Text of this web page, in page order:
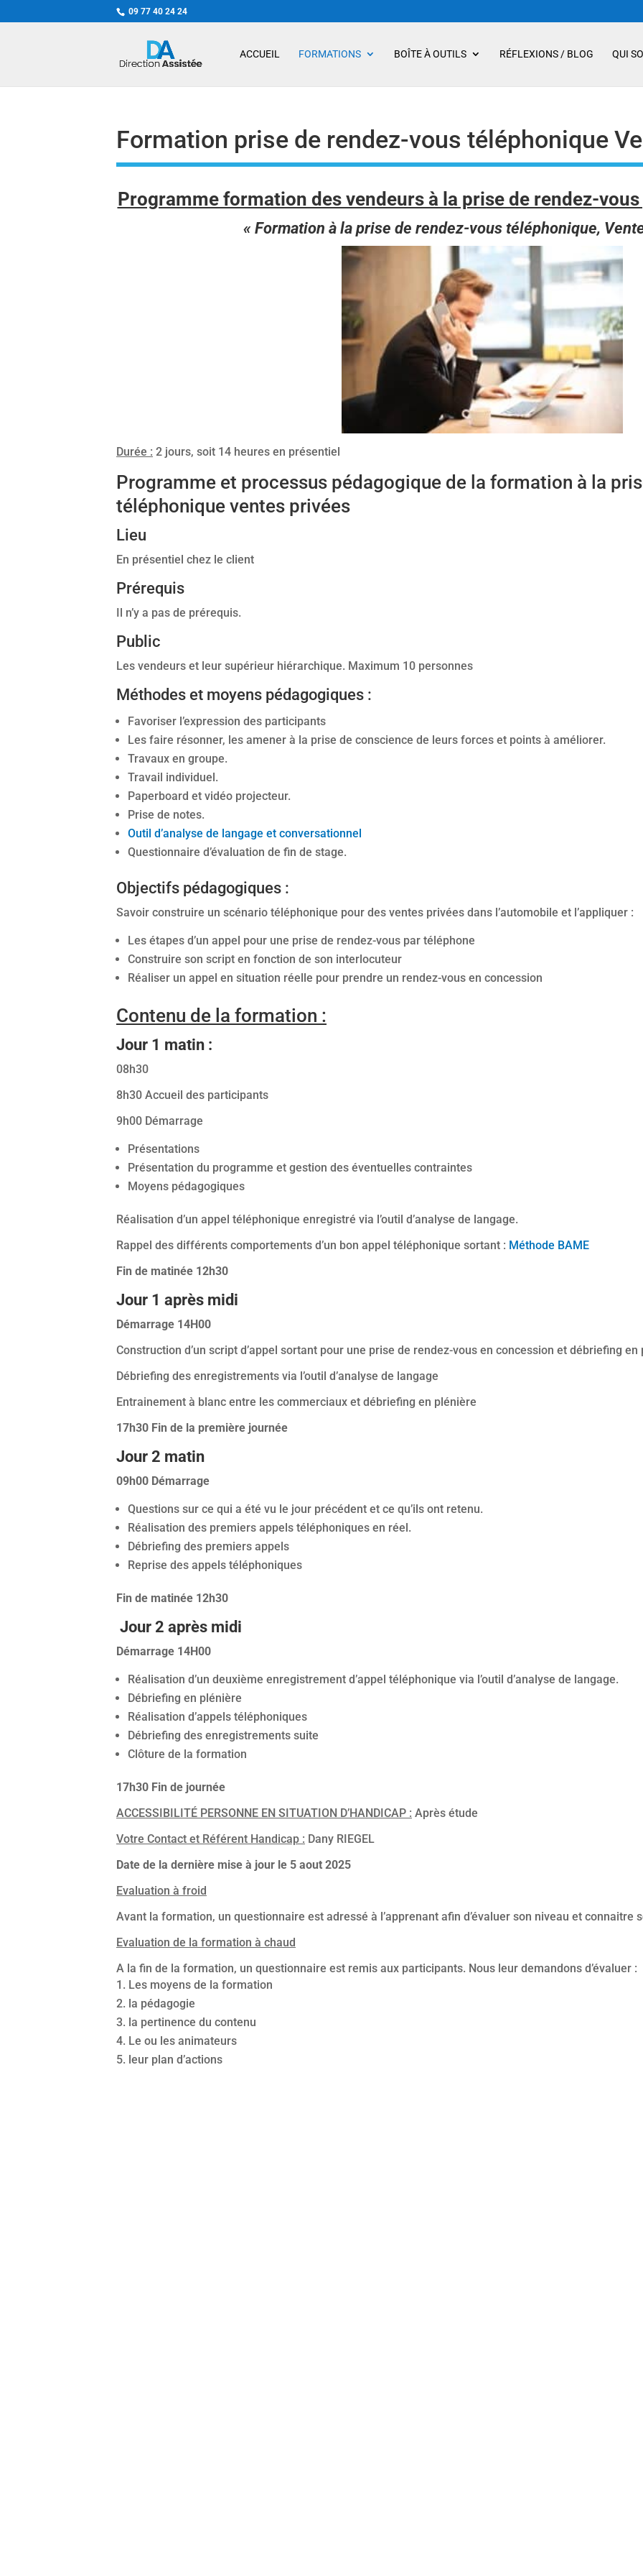
09 77 40 24 24
ACCUEIL FORMATIONS BOÎTE À OUTILS RÉFLEXIONS / BLOG QUI
Formation prise de rendez-vous téléphonique
Programme formation des vendeurs à la prise de rendez-
« Formation à la prise de rendez-vous téléphonique,
Durée : 2 jours, soit 14 heures en présentiel
Programme et processus pédagogique de la formation à la
téléphonique ventes privées
Lieu
En présentiel chez le client
Prérequis
Il n’y a pas de prérequis.
Public
Les vendeurs et leur supérieur hiérarchique. Maximum 10 personnes
Méthodes et moyens pédagogiques :
Favoriser l’expression des participants
Les faire résonner, les amener à la prise de conscience de leurs forces et points à améliorer.
Travaux en groupe.
Travail individuel.
Paperboard et vidéo projecteur.
Prise de notes.
Outil d’analyse de langage et conversationnel
Questionnaire d’évaluation de fin de stage.
Objectifs pédagogiques :
Savoir construire un scénario téléphonique pour des ventes privées dans l’automobile et l’appliquer :
Les étapes d’un appel pour une prise de rendez-vous par téléphone
Construire son script en fonction de son interlocuteur
Réaliser un appel en situation réelle pour prendre un rendez-vous en concession
Contenu de la formation :
Jour 1 matin :
08h30
8h30 Accueil des participants
9h00 Démarrage
Présentations
Présentation du programme et gestion des éventuelles contraintes
Moyens pédagogiques
Réalisation d’un appel téléphonique enregistré via l’outil d’analyse de langage.
Rappel des différents comportements d’un bon appel téléphonique sortant : Méthode BAME
Fin de matinée 12h30
Jour 1 après midi
Démarrage 14H00
Construction d’un script d’appel sortant pour une prise de rendez-vous en concession et débriefing en
Débriefing des enregistrements via l’outil d’analyse de langage
Entrainement à blanc entre les commerciaux et débriefing en plénière
17h30 Fin de la première journée
Jour 2 matin
09h00 Démarrage
Questions sur ce qui a été vu le jour précédent et ce qu’ils ont retenu.
Réalisation des premiers appels téléphoniques en réel.
Débriefing des premiers appels
Reprise des appels téléphoniques
Fin de matinée 12h30
Jour 2 après midi
Démarrage 14H00
Réalisation d’un deuxième enregistrement d’appel téléphonique via l’outil d’analyse de langage.
Débriefing en plénière
Réalisation d’appels téléphoniques
Débriefing des enregistrements suite
Clôture de la formation
17h30 Fin de journée
ACCESSIBILITÉ PERSONNE EN SITUATION D’HANDICAP : Après étude
Votre Contact et Référent Handicap : Dany RIEGEL
Date de la dernière mise à jour le 5 aout 2025
Evaluation à froid
Avant la formation, un questionnaire est adressé à l’apprenant afin d’évaluer son niveau et connaitre
Evaluation de la formation à chaud
A la fin de la formation, un questionnaire est remis aux participants. Nous leur demandons d’évaluer :
Les moyens de la formation
la pédagogie
la pertinence du contenu
Le ou les animateurs
leur plan d’actions